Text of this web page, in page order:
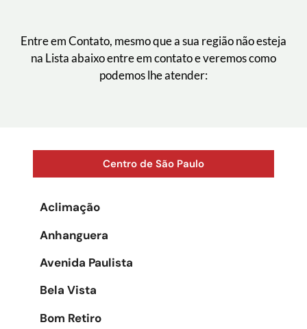
Entre em Contato, mesmo que a sua região não esteja
na Lista abaixo entre em contato e veremos como
podemos lhe atender:
Centro de São Paulo
Aclimação
Anhanguera
Avenida Paulista
Bela Vista
Bom Retiro